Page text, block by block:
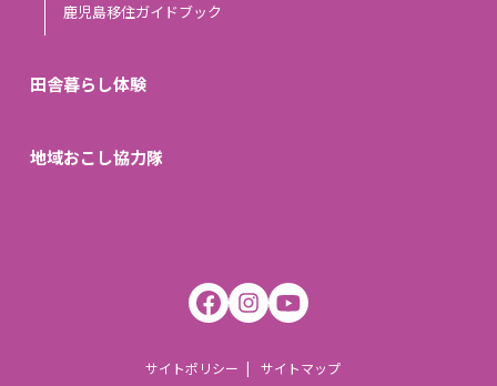
鹿児島移住ガイドブック
田舎暮らし体験
地域おこし協力隊
サイトポリシー
サイトマップ